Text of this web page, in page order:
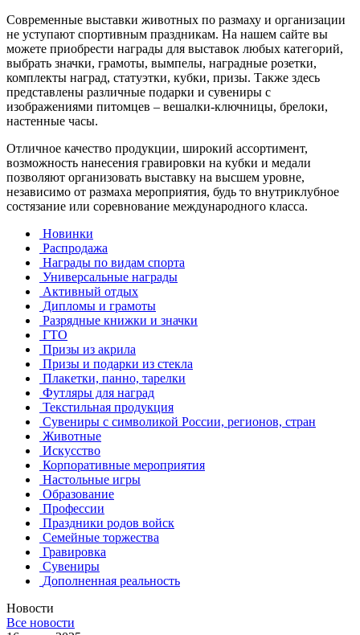
Современные выставки животных по размаху и организации
не уступают спортивным праздникам. На нашем сайте вы
можете приобрести награды для выставок любых категорий,
выбрать значки, грамоты, вымпелы, наградные розетки,
комплекты наград, статуэтки, кубки, призы. Также здесь
представлены различные подарки и сувениры с
изображениями питомцев – вешалки-ключницы, брелоки,
настенные часы.
Отличное качество продукции, широкий ассортимент,
возможность нанесения гравировки на кубки и медали
позволяют организовать выставку на высшем уровне,
независимо от размаха мероприятия, будь то внутриклубное
состязание или соревнование международного класса.
Новинки
Распродажа
Награды по видам спорта
Универсальные награды
Активный отдых
Дипломы и грамоты
Разрядные книжки и значки
ГТО
Призы из акрила
Призы и подарки из стекла
Плакетки, панно, тарелки
Футляры для наград
Текстильная продукция
Сувениры с символикой России, регионов, стран
Животные
Искусство
Корпоративные мероприятия
Настольные игры
Образование
Профессии
Праздники родов войск
Семейные торжества
Гравировка
Сувениры
Дополненная реальность
Новости
Все новости